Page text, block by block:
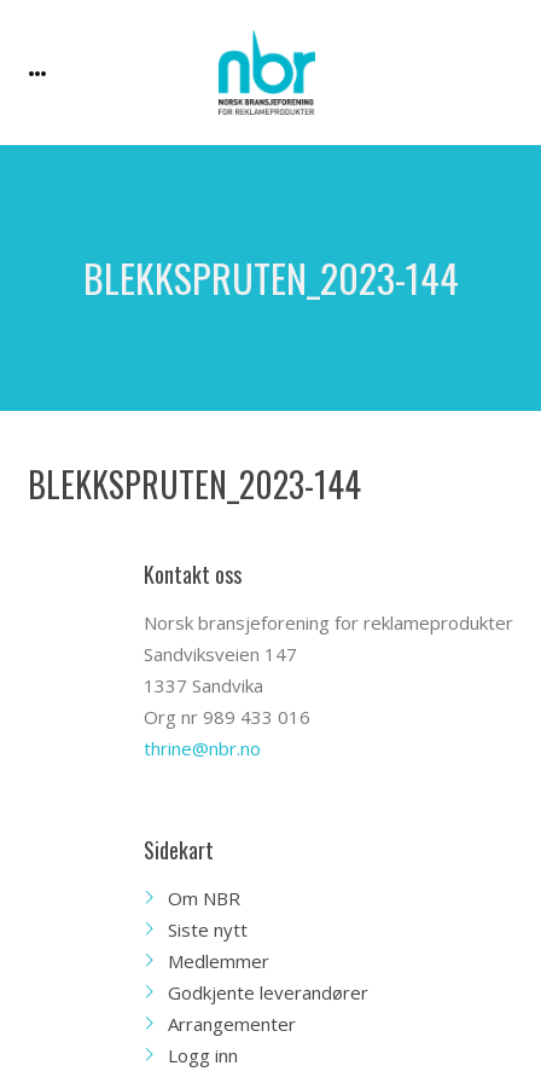
BLEKKSPRUTEN_2023-144
BLEKKSPRUTEN_2023-144
Kontakt oss
Norsk bransjeforening for reklameprodukter
Sandviksveien 147
1337 Sandvika
Org nr 989 433 016
thrine@nbr.no
Sidekart
Om NBR
Siste nytt
Medlemmer
Godkjente leverandører
Arrangementer
Logg inn